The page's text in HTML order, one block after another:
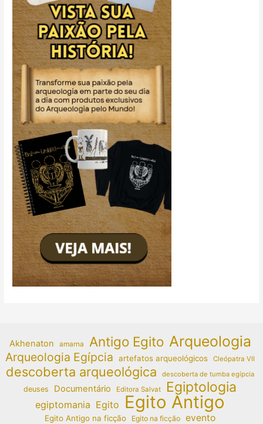
Akhenaton amarna Antigo Egito Arqueologia
Arqueologia Egípcia artefatos arqueológicos Cleópatra VII
descoberta arqueológica descoberta de tumba egípcia
deuses Documentário Editora Salvat Egiptologia
egiptomania Egito Egito Antigo
Egito Antigo na ficção Egito na ficção evento